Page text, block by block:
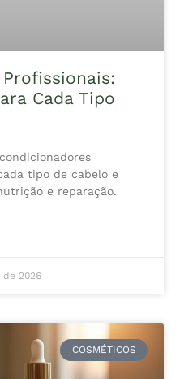
Cada Tipo
tipo de cabelo e
e reparação.
de 2026
COSMÉTICOS